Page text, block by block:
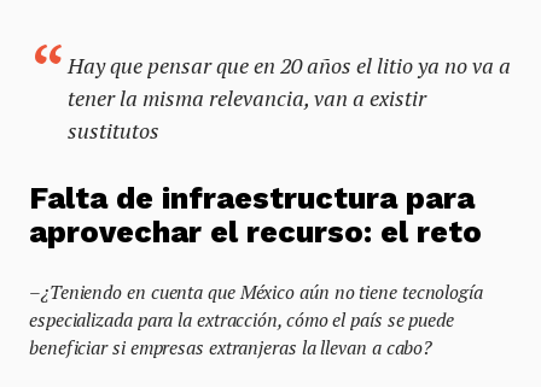
Hay que pensar que en 20 años el litio ya no va a
tener la misma relevancia, van a existir
sustitutos
Falta de infraestructura para
aprovechar el recurso: el reto
–¿Teniendo en cuenta que México aún no tiene tecnología
especializada para la extracción, cómo el país se puede
beneficiar si empresas extranjeras la llevan a cabo?